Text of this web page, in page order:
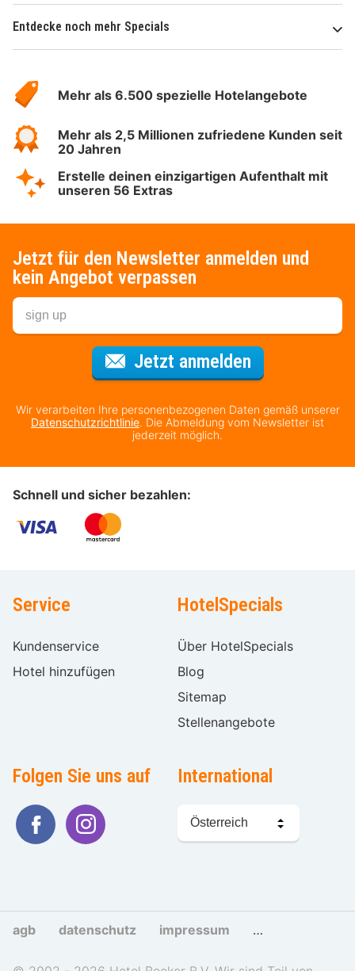
Entdecke noch mehr Specials
Hotelspecials
Mehr als 6.500 spezielle Hotelangebote
Mehr als 2,5 Millionen zufriedene Kunden seit
20 Jahren
Erstelle deinen einzigartigen Aufenthalt mit
unseren 56 Extras
Jetzt für den Newsletter anmelden und
kein Angebot verpassen
Jetzt anmeldenFür den
Wir verarbeiten Ihre personenbezogenen Daten gemäß unserer
Datenschutzrichtlinie. Die Abmeldung vom Newsletter ist
jederzeit möglich.
Schnell und sicher bezahlen:
Service
Kundenservice
Hotel hinzufügen
HotelSpecials
Über HotelSpecials
Blog
Sitemap
Stellenangebote
Folgen Sie uns auf International
Sprache
wählen
agb datenschutz impressum cookies und